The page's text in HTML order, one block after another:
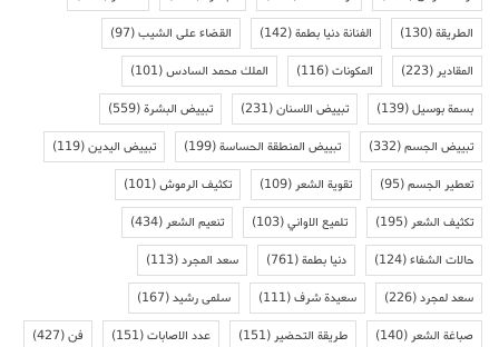
الطريقة(130) الفنانة دنيا بطمة(142) القضاء على الشيب(97)
المقادير(223) المكونات(116) الملك محمد السادس(101)
بسمة بوسيل(139) تبييض الاسنان(231) تبييض البشرة(559)
تبييض الجسم(332) تبييض المنطقة الحساسة(199) تبييض اليدين(119)
تعطير الجسم(95) تقوية الشعر(109) تكثيف الرموش(101)
تكثيف الشعر(195) تلميع الاواني(103) تنعيم الشعر(434)
حالات الشفاء(124) دنيا بطمة(761) سعد المجرد(113)
سعد لمجرد(226) سعيدة شرف(111) سلمى رشيد(167)
صباغة الشعر(140) طريقة التحضير(151) عدد الاصابات(151) فن(427)